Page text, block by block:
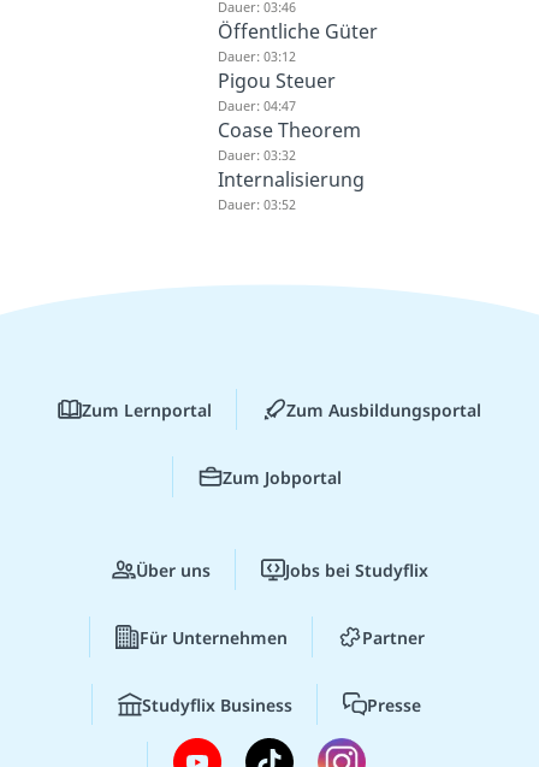
Dauer: 03:46
Öffentliche Güter
Dauer: 03:12
Pigou Steuer
Dauer: 04:47
Coase Theorem
Dauer: 03:32
Internalisierung
Dauer: 03:52
Zum Lernportal Zum Ausbildungsportal
Zum Jobportal
Über uns Jobs bei Studyflix
Für Unternehmen Partner
Studyflix Business Presse